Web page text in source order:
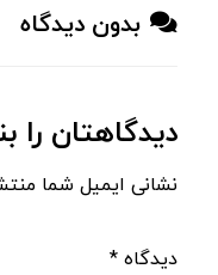
بدون دیدگاه
دیدگاهتان را
نشانی ایمیل شما
دیدگاه *